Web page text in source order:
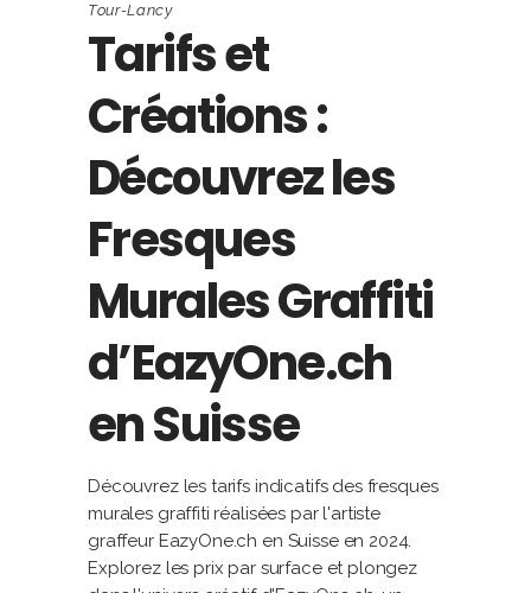
Tour-Lancy
Tarifs et
Créations :
Découvrez les
Fresques
Murales Graffiti
d’EazyOne.ch
en Suisse
Découvrez les tarifs indicatifs des fresques
murales graffiti réalisées par l'artiste
graffeur EazyOne.ch en Suisse en 2024.
Explorez les prix par surface et plongez